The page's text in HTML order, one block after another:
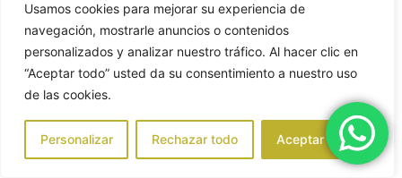
Usamos cookies para mejorar su experiencia de
navegación, mostrarle anuncios o contenidos
personalizados y analizar nuestro tráfico. Al hacer clic en
“Aceptar todo” usted da su consentimiento a nuestro uso
de las cookies.
Personalizar Rechazar todo Aceptar todo